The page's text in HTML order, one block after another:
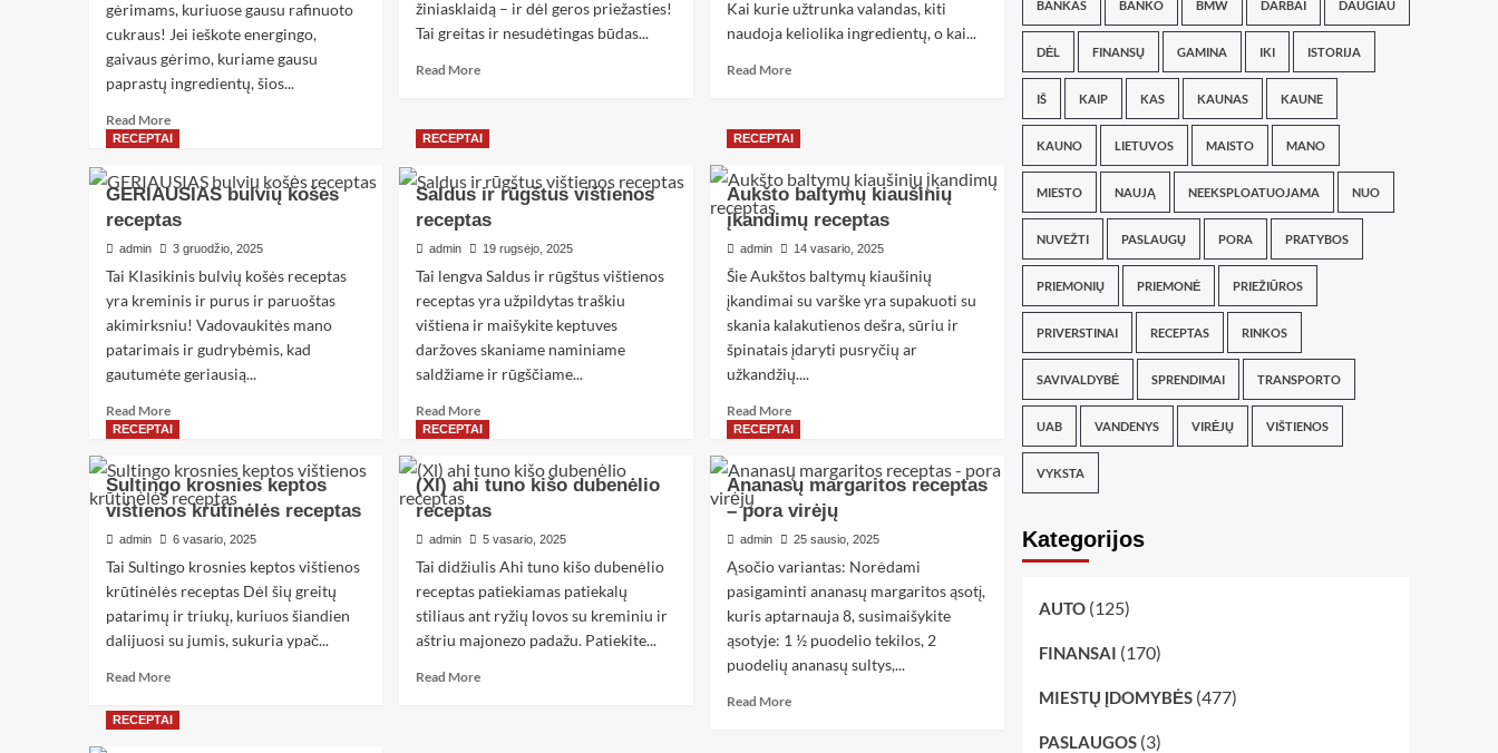
gėrimams, kuriuose gausu rafinuoto
cukraus! Jei ieškote energingo,
gaivaus gėrimo, kuriame gausu
paprastų ingredientų, šios...
Read More
žiniasklaidą – ir dėl geros priežasties!
Tai greitas ir nesudėtingas būdas...
Read More
Kai kurie užtrunka valandas, kiti
naudoja keliolika ingredientų, o kai...
Read More
RECEPTAI
GERIAUSIAS bulvių košės
receptas
admin 3 gruodžio, 2025
Tai Klasikinis bulvių košės receptas
yra kreminis ir purus ir paruoštas
akimirksniu! Vadovaukitės mano
patarimais ir gudrybėmis, kad
gautumėte geriausią...
Read More
RECEPTAI
Saldus ir rūgštus vištienos
receptas
admin 19 rugsėjo, 2025
Tai lengva Saldus ir rūgštus vištienos
receptas yra užpildytas traškiu
vištiena ir maišykite keptuves
daržoves skaniame naminiame
saldžiame ir rūgščiame...
Read More
RECEPTAI
Aukšto baltymų kiaušinių
įkandimų receptas
admin 14 vasario, 2025
Šie Aukštos baltymų kiaušinių
įkandimai su varške yra supakuoti su
skania kalakutienos dešra, sūriu ir
špinatais įdaryti pusryčių ar
užkandžių....
Read More
RECEPTAI
Sultingo krosnies keptos
vištienos krūtinėlės receptas
admin 6 vasario, 2025
Tai Sultingo krosnies keptos vištienos
krūtinėlės receptas Dėl šių greitų
patarimų ir triukų, kuriuos šiandien
dalijuosi su jumis, sukuria ypač...
Read More
RECEPTAI
(Xl) ahi tuno kišo dubenėlio
receptas
admin 5 vasario, 2025
Tai didžiulis Ahi tuno kišo dubenėlio
receptas patiekiamas patiekalų
stiliaus ant ryžių lovos su kreminiu ir
aštriu majonezo padažu. Patiekite...
Read More
RECEPTAI
Ananasų margaritos receptas
– pora virėjų
admin 25 sausio, 2025
Ąsočio variantas: Norėdami
pasigaminti ananasų margaritos ąsotį,
kuris aptarnauja 8, susimaišykite
ąsotyje: 1 ½ puodelio tekilos, 2
puodelių ananasų sultys,...
Read More
RECEPTAI
BANKAS BANKO BMW DARBAI DAUGIAU
DĖL FINANSŲ GAMINA IKI ISTORIJA
IŠ KAIP KAS KAUNAS KAUNE
KAUNO LIETUVOS MAISTO MANO
MIESTO NAUJĄ NEEKSPLOATUOJAMA NUO
NUVEŽTI PASLAUGŲ PORA PRATYBOS
PRIEMONIŲ PRIEMONĖ PRIEŽIŪROS
PRIVERSTINAI RECEPTAS RINKOS
SAVIVALDYBĖ SPRENDIMAI TRANSPORTO
UAB VANDENYS VIRĖJŲ VIŠTIENOS
VYKSTA
Kategorijos
AUTO(125)
FINANSAI (170)
MIESTŲ ĮDOMYBĖS(477)
PASLAUGOS(3)